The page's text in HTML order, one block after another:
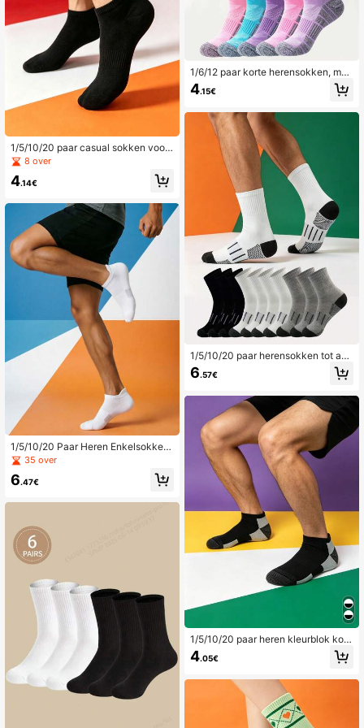
1/5/10/20 paar casual sokken voor
heren, eenvoudige gestreepte bootj
esokken met antislip, onzichtbare z
akelijke sokken
8 over
4.14€
1/5/10/20 Paar Heren Enkelsokken,
Sportieve Mesh Loafersokken
35 over
6.47€
1/6/12 paar korte herensokken, mee
rkleurige willekeurige mesh sportso
kken, tabhak antislip schokabsorbe
4.15€
1/5/10/20 paar herensokken tot aan
de kuit, sportieve antislip hardloops
okken, fitnesssokken, modieuze ve
6.57€
1/5/10/20 paar heren kleurblok kort
e sokken, sportieve antislip comfort
abele bootsokken
4.05€